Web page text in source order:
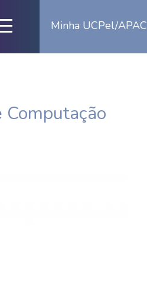
Minha UCPel/APAC